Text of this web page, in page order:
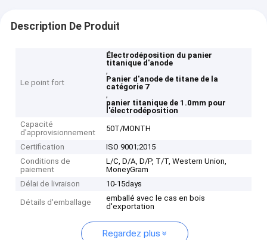
Description De Produit
Le point fort
Électrodéposition du panier
titanique d'anode
,
Panier d'anode de titane de la
catégorie 7
,
panier titanique de 1.0mm pour
l'électrodéposition
Capacité
d'approvisionnement
50T/MONTH
Certification
ISO 9001;2015
Conditions de
paiement
L/C, D/A, D/P, T/T, Western Union,
MoneyGram
Délai de livraison
10-15days
Détails d'emballage
emballé avec le cas en bois
d'exportation
Regardez plus